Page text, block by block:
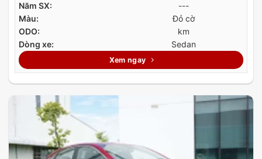
Năm SX:
---
Màu:
Đỏ cờ
ODO:
km
Dòng xe:
Sedan
Xem ngay